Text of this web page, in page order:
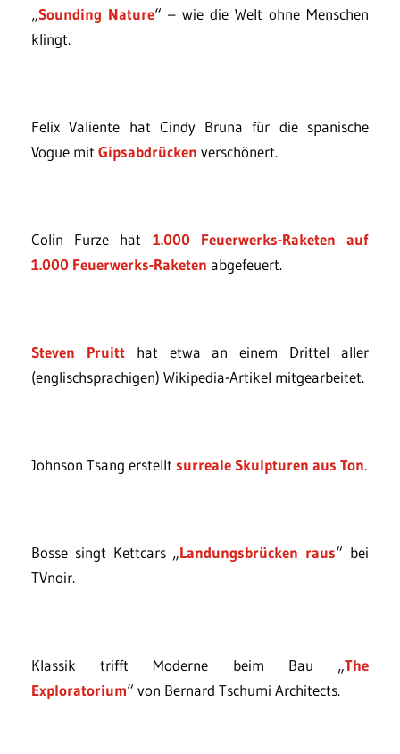
„Sounding Nature“ – wie die Welt ohne Menschen
klingt.
Felix Valiente hat Cindy Bruna für die spanische
Vogue mit Gipsabdrücken verschönert.
Colin Furze hat 1.000 Feuerwerks-Raketen auf
1.000 Feuerwerks-Raketen abgefeuert.
Steven Pruitthat etwa an einem Drittel aller
(englischsprachigen) Wikipedia-Artikel mitgearbeitet.
Johnson Tsang erstellt surreale Skulpturen aus Ton.
Bosse singt Kettcars „Landungsbrücken raus“ bei
TVnoir.
Klassik trifft Moderne beim Bau „The
Exploratorium“ von Bernard Tschumi Architects.